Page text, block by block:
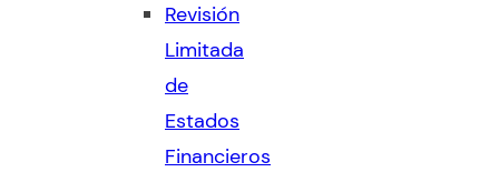
Revisión
Limitada
de
Estados
Financieros